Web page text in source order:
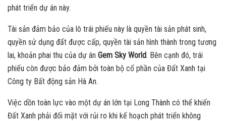
phát triển dự án này.
Tài sản đảm bảo của lô trái phiếu này là quyền tài sản phát sinh,
quyền sử dụng đất được cấp, quyền tài sản hình thành trong tương
lai, khoản phai thu của dự án Gem Sky World. Bên cạnh đó, trái
phiếu còn được bảo đảm bởi toàn bộ cổ phần của Đất Xanh tại
Công ty Bất động sản Hà An.
Việc dồn toàn lực vào một dự án lớn tại Long Thành có thể khiến
Đất Xanh phải đối mặt với rủi ro khi kế hoạch phát triển không